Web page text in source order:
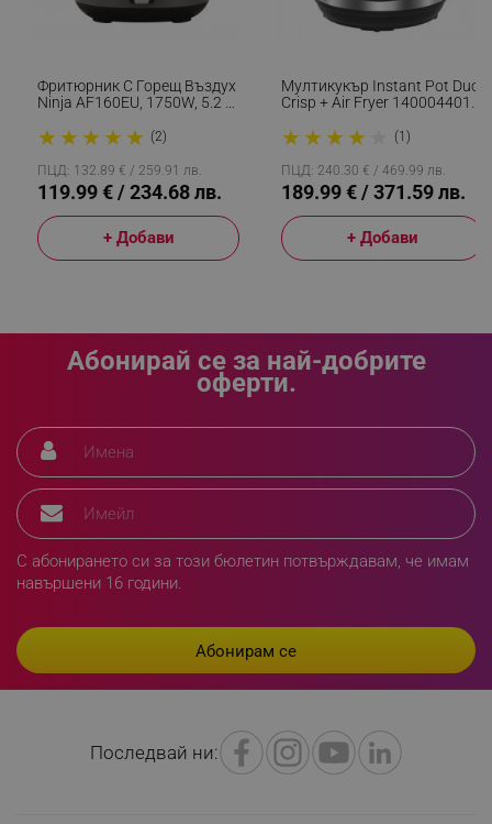
Фритюрник С Горещ Въздух
Ninja AF160EU, 1750W, 5.2 Л,
★ ★ ★ ★ ★ (2)
ПЦД: 132.89 € / 259.91 лв.
119.99 € / 234.68 лв.
+ Добави
Мултикукър Instant Pot Duo
Crisp + Air Fryer 140004401,
Кошница Air Fryer,
★ ★ ★ ★ (1)
ПЦД: 240.30 € / 469.99 лв.
189.99 € / 371.59 лв.
+ Добави
Абонирай се за най-добрите
оферти.
С абонирането си за този бюлетин потвърждавам, че имам
навършени 16 години.
Последвай ни:
LaVisitorId_YWxsZW9wLmxhZGVzay5jb20v
.alleop.bg
LaSID
Quality Unit LLC
CookieScriptConsent
CookieScript
.alleop.bg